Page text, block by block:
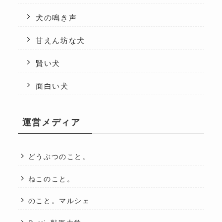
犬の鳴き声
甘えん坊な犬
賢い犬
面白い犬
運営メディア
どうぶつのこと。
ねこのこと。
のこと。マルシェ